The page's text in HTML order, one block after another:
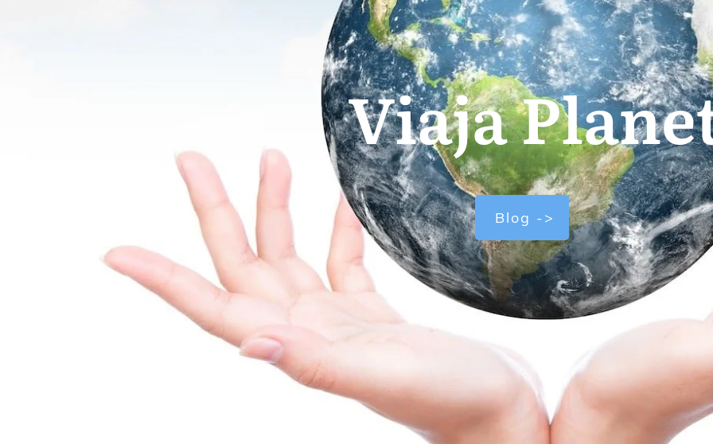
Viaja
Blog ->